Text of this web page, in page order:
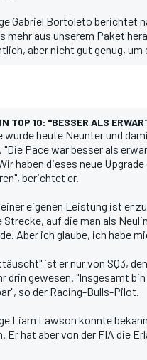
Gabriel Bortoleto berichtet
mehr aus unserem Paket
aber nicht gut genug, um
TOP 10: "BESSER ALS
wurde heute Neunter und
Pace war besser als
haben dieses neue
berichtet er.
eigenen Leistung ist er
Strecke, auf die man als
Aber ich glaube, ich habe
ist er nur von SQ3,
drin gewesen. "Insgesamt
so der Racing-Bulls-Pilot.
Liam Lawson konnte
Er hat aber von der FIA die